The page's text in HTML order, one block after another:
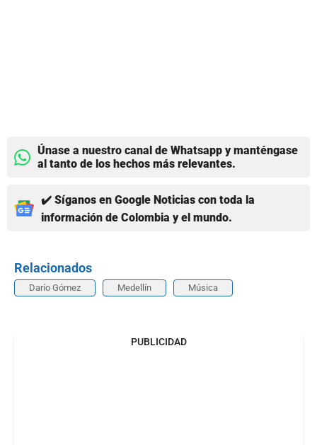
Únase a nuestro canal de Whatsapp y manténgase
al tanto de los hechos más relevantes.
✔️ Síganos en Google Noticias con toda la
información de Colombia y el mundo.
Relacionados
Darío Gómez Medellín Música
PUBLICIDAD